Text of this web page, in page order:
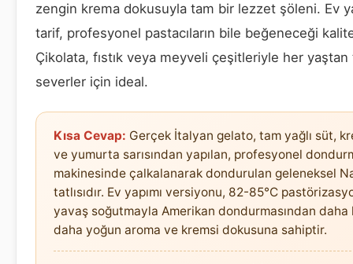
zengin krema dokusuyla tam bir lezzet şöleni. Ev
tarif, profesyonel pastacıların bile beğeneceği
Çikolata, fıstık veya meyveli çeşitleriyle her yaştan
severler için ideal.
Kısa Cevap: Gerçek İtalyan gelato, tam yağlı süt,
ve yumurta sarısından yapılan, profesyonel
makinesinde çalkalanarak dondurulan geleneksel
tatlısıdır. Ev yapımı versiyonu, 82-85°C
yavaş soğutmayla Amerikan dondurmasından daha
daha yoğun aroma ve kremsi dokusuna sahiptir.